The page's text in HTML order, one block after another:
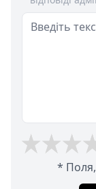
* Поля,